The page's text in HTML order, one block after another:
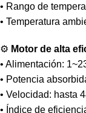
• Rango de
• Temperatura
⚙️ Motor de alta
• Alimentación:
• Potencia
• Velocidad: hasta
• Índice de